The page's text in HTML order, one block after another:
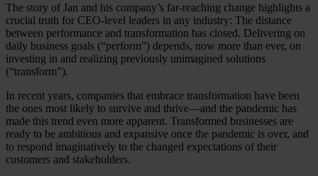
The story of Jan and his company’s far-reaching change highlights a
crucial truth for CEO-level leaders in any industry: The distance
between performance and transformation has closed. Delivering on
daily business goals (“perform”) depends, now more than ever, on
investing in and realizing previously unimagined solutions
(“transform”).
In recent years, companies that embrace transformation have been
the ones most likely to survive and thrive—and the pandemic has
made this trend even more apparent. Transformed businesses are
ready to be ambitious and expansive once the pandemic is over, and
to respond imaginatively to the changed expectations of their
customers and stakeholders.